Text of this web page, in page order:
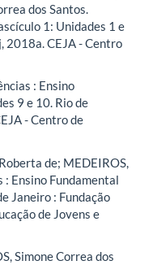
dos Santos.
1: Unidades 1 e
2018a. CEJA - Centro
: Ensino
9 e 10. Rio de
- Centro de
de; MEDEIROS,
: Ensino Fundamental
Janeiro : Fundação
de Jovens e
Simone Correa dos